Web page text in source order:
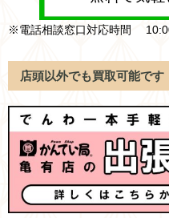
※電話相談窓口対応時間
店頭以外でも買取可能です